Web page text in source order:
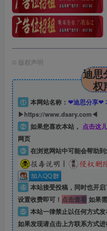
© 版权声明
迪思
权
① 本网站名称： ❤迪思分享❤
▶https://www.dsary.com◀
② 如果您喜欢本站， 点击这
网页
③ 在浏览网站中可能会帮助到
|
④ 本站接受投稿，同时也开
设置收费即可！ 点击查看如果
⑤ 本站一律禁止以任何方式
如果发现请点击上方联系方式